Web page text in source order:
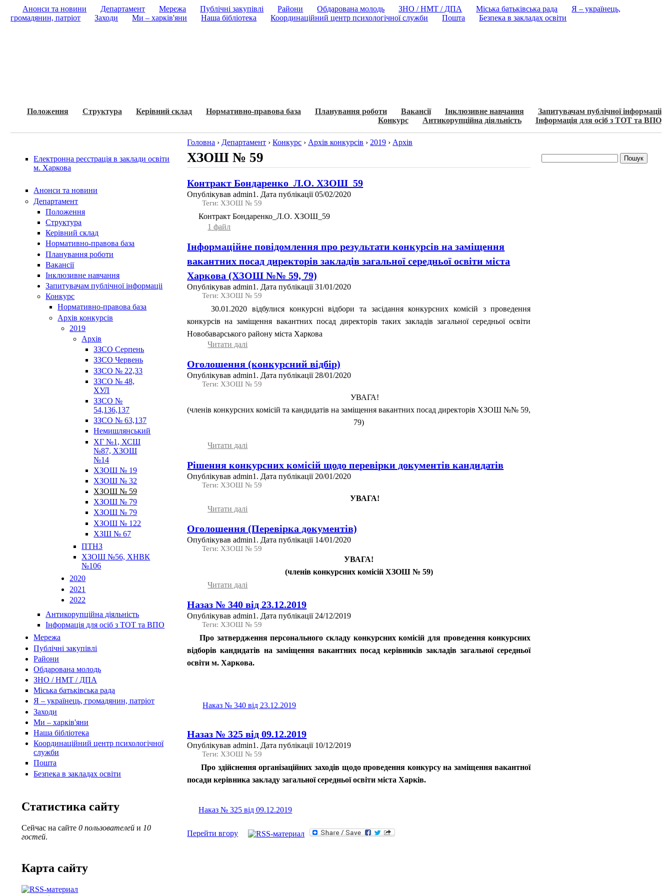
Анонси та новини Департамент Мережа Публічні закупівлі Райони Обдарована молодь ЗНО / НМТ / ДПА Міська батьківська рада
Я – українець,
громадянин, патріот
Заходи Ми – харків'яни Наша бібліотека Координаційний центр психологічної служби Пошта Безпека в закладах освіти
Положення Структура Керівний склад Нормативно-правова база Планування роботи Вакансії Інклюзивне навчання
Запитувачам публічної інформаціі
Конкурс
Антикорупційна діяльність Інформація для осіб з ТОТ та ВПО
Електронна реєстрація в заклади освіти
м. Харкова
Анонси та новини
Департамент
Положення
Структура
Керівний склад
Нормативно-правова база
Планування роботи
Вакансії
Інклюзивне навчання
Запитувачам публічної інформаціі
Конкурс
Нормативно-правова база
Архів конкурсів
2019
Архів
ЗЗСО Серпень
ЗЗСО Червень
ЗЗСО № 22,33
ЗЗСО № 48,
ХУЛ
ЗЗСО №
54,136,137
ЗЗСО № 63,137
Немишлянський
ХГ №1, ХСШ
№87, ХЗОШ
№14
ХЗОШ № 19
ХЗОШ № 32
ХЗОШ № 59
ХЗОШ № 79
ХЗОШ № 79
ХЗОШ № 122
ХЗШ № 67
ПТНЗ
ХЗОШ №56, ХНВК
№106
2020
2021
2022
Антикорупційна діяльність
Інформація для осіб з ТОТ та ВПО
Мережа
Публічні закупівлі
Райони
Обдарована молодь
ЗНО / НМТ / ДПА
Міська батьківська рада
Я – українець, громадянин, патріот
Заходи
Ми – харків'яни
Наша бібліотека
Координаційний центр психологічної
служби
Пошта
Безпека в закладах освіти
Статистика сайту
Сейчас на сайте0 пользователей и 10
гостей.
Карта сайту
Головна › Департамент ›Конкурс › Архів конкурсів › 2019 › Архів
ХЗОШ № 59
Контракт Бондаренко_Л.О. ХЗОШ_59
Опублікував admin1. Дата публікації 05/02/2020
Теги: ХЗОШ № 59
Контракт Бондаренко_Л.О. ХЗОШ_59
1 файл
Інформаційне повідомлення про результати конкурсів на заміщення
вакантних посад директорів закладів загальної середньої освіти міста
Харкова (ХЗОШ №№ 59, 79)
Опублікував admin1. Дата публікації 31/01/2020
Теги: ХЗОШ № 59
30.01.2020 відбулися конкурсні відбори та засідання конкурсних комісій з проведення
конкурсів на заміщення вакантних посад директорів таких закладів загальної середньої освіти
Новобаварського району міста Харкова
Читати далi
Оголошення (конкурсний відбір)
Опублікував admin1. Дата публікації 28/01/2020
Теги: ХЗОШ № 59
УВАГА!
(членів конкурсних комісій та кандидатів на заміщення вакантних посад директорів ХЗОШ №№ 59,
79)
Читати далi
Рішення конкурсних комісій щодо перевірки документів кандидатів
Опублікував admin1. Дата публікації 20/01/2020
Теги: ХЗОШ № 59
УВАГА!
Читати далi
Оголошення (Перевірка документів)
Опублікував admin1. Дата публікації 14/01/2020
Теги: ХЗОШ № 59
УВАГА!
(членів конкурсних комісій ХЗОШ № 59)
Читати далi
Назаз № 340 від 23.12.2019
Опублікував admin1. Дата публікації 24/12/2019
Теги: ХЗОШ № 59
Про затвердження персонального складу конкурсних комісій для проведення конкурсних
відборів кандидатів на заміщення вакантних посад керівників закладів загальної середньої
освіти м. Харкова.
Наказ № 340 від 23.12.2019
Назаз № 325 від 09.12.2019
Опублікував admin1. Дата публікації 10/12/2019
Теги: ХЗОШ № 59
Про здійснення організаційних заходів щодо проведення конкурсу на заміщення вакантної
посади керівника закладу загальної середньої освіти міста Харків.
Наказ № 325 від 09.12.2019
Перейти вгору